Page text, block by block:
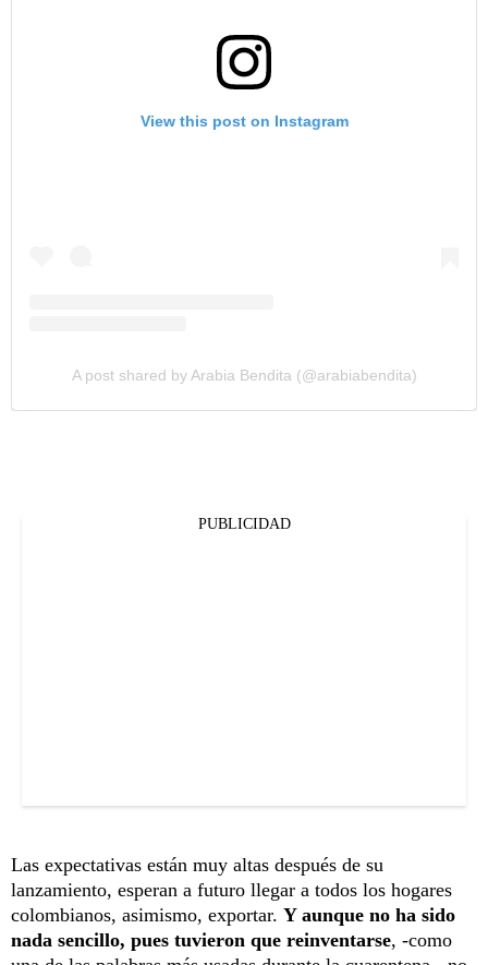
View this post on Instagram
A post shared by Arabia Bendita (@arabiabendita)
PUBLICIDAD
Las expectativas están muy altas después de su
lanzamiento, esperan a futuro llegar a todos los hogares
colombianos, asimismo, exportar. Y aunque no ha sido
nada sencillo, pues tuvieron que reinventarse, -como